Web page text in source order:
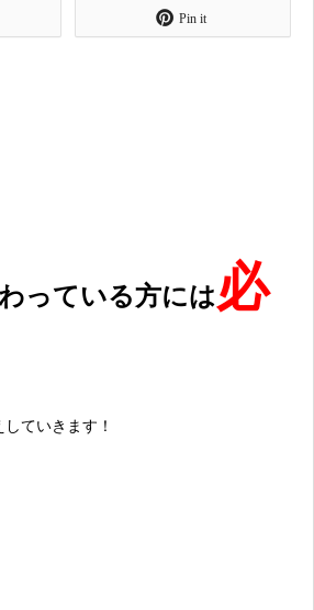
Pin it
っている方には必
ていきます！